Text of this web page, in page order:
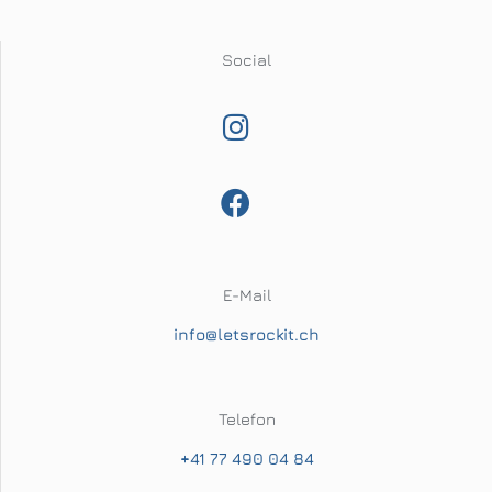
sein!
Social
E-Mail
info@letsrockit.ch
Telefon
+41 77 490 04 84